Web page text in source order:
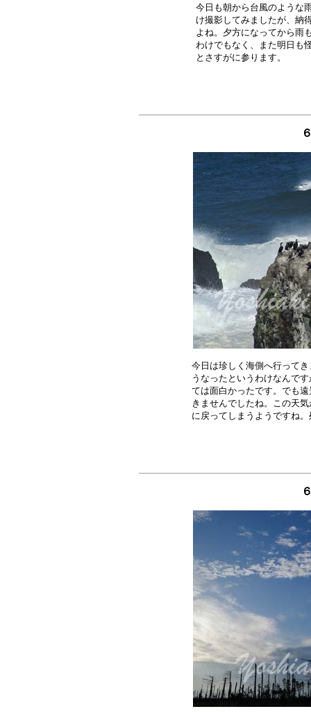
今日も朝から台風のような
け撮影してみましたが、納
よね。夕方になってから雨
わけでもなく、また明日も
今日は珍しく海側へ行って
うなったというわけなんで
ては面白かったです。でも
きませんでしたね。この天